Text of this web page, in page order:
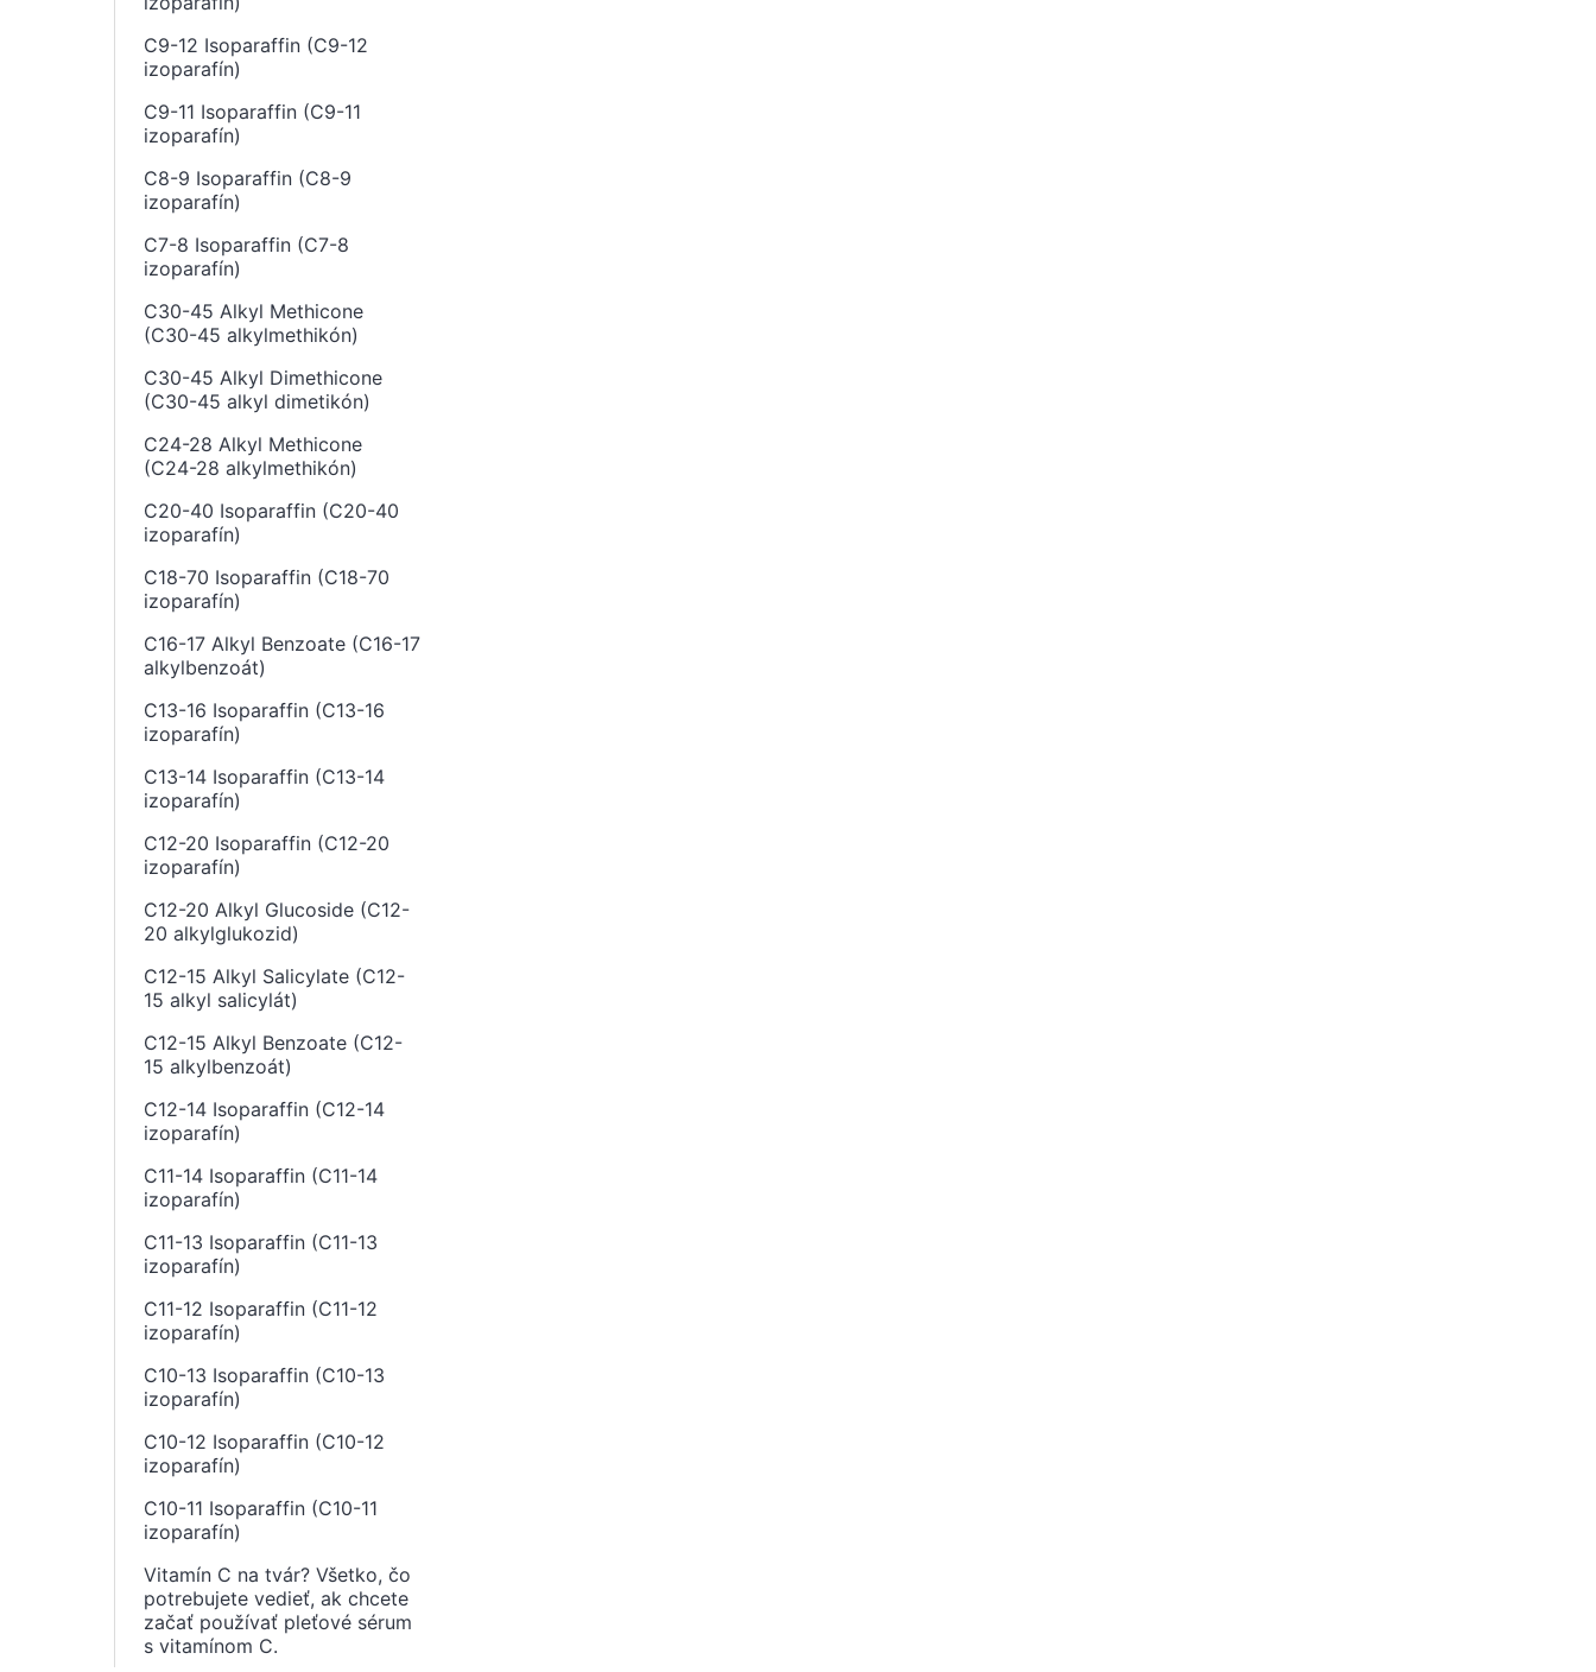
C9-12 Isoparaffin (C9-12
izoparafín)
C9-11 Isoparaffin (C9-11
izoparafín)
C8-9 Isoparaffin (C8-9
izoparafín)
C7-8 Isoparaffin (C7-8
izoparafín)
C30-45 Alkyl Methicone
(C30-45 alkylmethikón)
C30-45 Alkyl Dimethicone
(C30-45 alkyl dimetikón)
C24-28 Alkyl Methicone
(C24-28 alkylmethikón)
C20-40 Isoparaffin (C20-40
izoparafín)
C18-70 Isoparaffin (C18-70
izoparafín)
C16-17 Alkyl Benzoate (C16-17
alkylbenzoát)
C13-16 Isoparaffin (C13-16
izoparafín)
C13-14 Isoparaffin (C13-14
izoparafín)
C12-20 Isoparaffin (C12-20
izoparafín)
C12-20 Alkyl Glucoside (C12-
20 alkylglukozid)
C12-15 Alkyl Salicylate (C12-
15 alkyl salicylát)
C12-15 Alkyl Benzoate (C12-
15 alkylbenzoát)
C12-14 Isoparaffin (C12-14
izoparafín)
C11-14 Isoparaffin (C11-14
izoparafín)
C11-13 Isoparaffin (C11-13
izoparafín)
C11-12 Isoparaffin (C11-12
izoparafín)
C10-13 Isoparaffin (C10-13
izoparafín)
C10-12 Isoparaffin (C10-12
izoparafín)
C10-11 Isoparaffin (C10-11
izoparafín)
Vitamín C na tvár? Všetko, čo
potrebujete vedieť, ak chcete
začať používať pleťové sérum
s vitamínom C.